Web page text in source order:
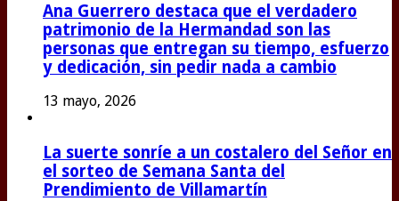
Ana Guerrero destaca que el verdadero
patrimonio de la Hermandad son las
personas que entregan su tiempo, esfuerzo
y dedicación, sin pedir nada a cambio
13 mayo, 2026
La suerte sonríe a un costalero del Señor en
el sorteo de Semana Santa del
Prendimiento de Villamartín